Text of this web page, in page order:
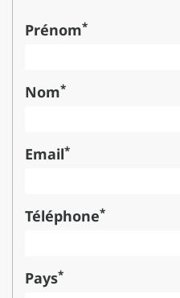
Prénom*
Nom*
Email*
Téléphone*
Pays*